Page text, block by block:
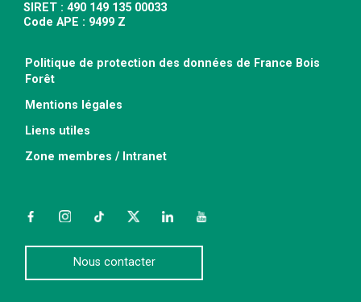
SIRET : 490 149 135 00033
Code APE : 9499 Z
Politique de protection des données de France Bois
Forêt
Mentions légales
Liens utiles
Zone membres / Intranet
FacebookInstagramTikTokTwitterLinkedInYouTube
Nous contacter